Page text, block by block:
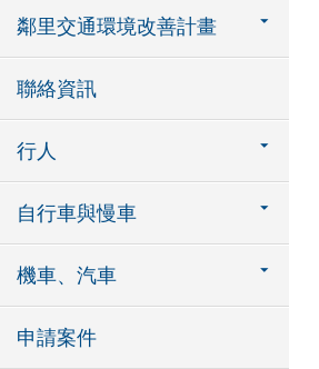
鄰里交通環境改善計畫
聯絡資訊
行人
自行車與慢車
機車、汽車
申請案件